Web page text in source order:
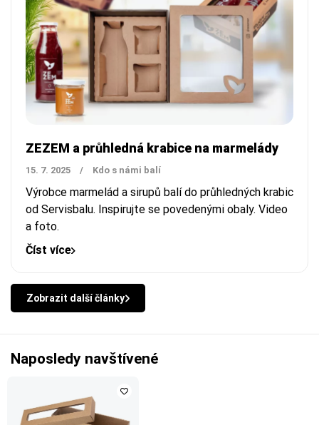
ZEZEM a průhledná krabice na marmelády
15. 7. 2025 / Kdo s námi balí
Výrobce marmelád a sirupů balí do průhledných krabic
od Servisbalu. Inspirujte se povedenými obaly. Video
a foto.
Číst více
Zobrazit další články
Naposledy navštívené